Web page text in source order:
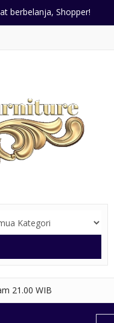
berbelanja, Shopper!
21.00 WIB